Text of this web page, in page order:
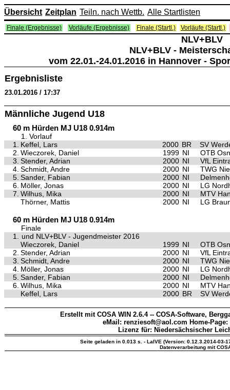
Übersicht Zeitplan Teiln. nach Wettb. Alle Startlisten
Finale (Ergebnisse) Vorläufe (Ergebnisse) Finale (Startl.) Vorläufe (Startl.)
NLV+BLV
NLV+BLV -
vom 22.01.-24.01.2016 in Hannover -
Ergebnisliste
23.01.2016 / 17:37
Männliche Jugend U18
60 m Hürden MJ U18 0.914m
1. Vorlauf
1.
Keffel, Lars 2000 BR
SV
2. Wieczorek, Daniel 1999 NI
OTB
3. Stender, Adrian 2000 NI
VfL
4. Schmidt, Andre 2000 NI
TWG
5. Sander, Fabian 2000 NI
6. Möller, Jonas 2000 NI
LG
7. Wilhus, Mika 2000 NI
MTV
Thörner, Mattis
2000 NI LG
60 m Hürden MJ U18 0.914m
Finale
1.
und NLV+BLV - Jugendmeister 2016
Wieczorek, Daniel
1999 NI
OTB
2. Stender, Adrian 2000 NI
VfL
3. Schmidt, Andre 2000 NI
TWG
4. Möller, Jonas 2000 NI
LG
5. Sander, Fabian 2000 NI
6. Wilhus, Mika 2000 NI
MTV
Keffel, Lars
2000 BR SV
Erstellt mit COSA WIN 2.6.4 -- COSA-Software,
eMail: renziesoft@aol.com Home-Page:
Lizenz für: Niedersächsischer
Seite geladen in 0.013 s. - LaIVE (Version: 0.12.3.2014-03-
Datenverarbeitung mit